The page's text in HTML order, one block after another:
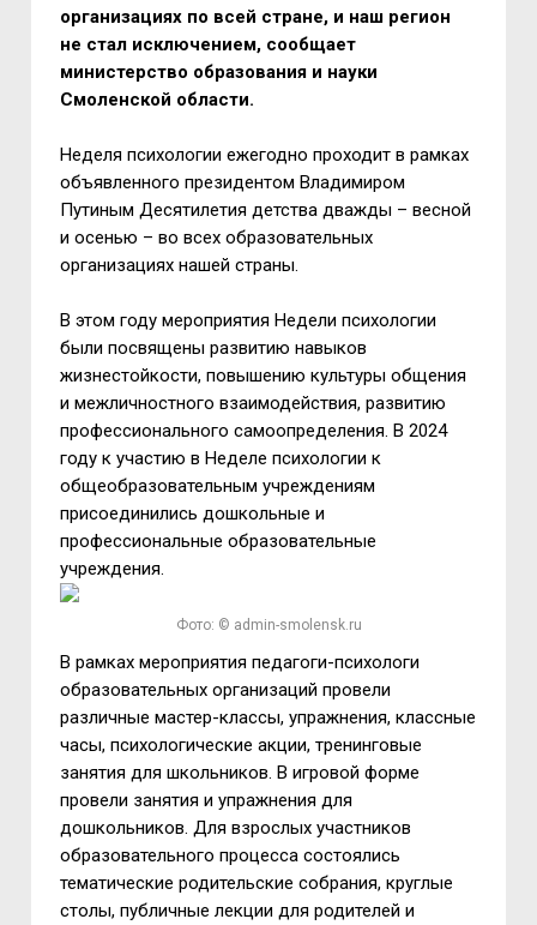
организациях по всей стране, и наш регион
не стал исключением, сообщает
министерство образования и науки
Смоленской области.
Неделя психологии ежегодно проходит в рамках
объявленного президентом Владимиром
Путиным Десятилетия детства дважды – весной
и осенью – во всех образовательных
организациях нашей страны.
В этом году мероприятия Недели психологии
были посвящены развитию навыков
жизнестойкости, повышению культуры общения
и межличностного взаимодействия, развитию
профессионального самоопределения. В 2024
году к участию в Неделе психологии к
общеобразовательным учреждениям
присоединились дошкольные и
профессиональные образовательные
учреждения.
Фото: © admin-smolensk.ru
В рамках мероприятия педагоги-психологи
образовательных организаций провели
различные мастер-классы, упражнения, классные
часы, психологические акции, тренинговые
занятия для школьников. В игровой форме
провели занятия и упражнения для
дошкольников. Для взрослых участников
образовательного процесса состоялись
тематические родительские собрания, круглые
столы, публичные лекции для родителей и